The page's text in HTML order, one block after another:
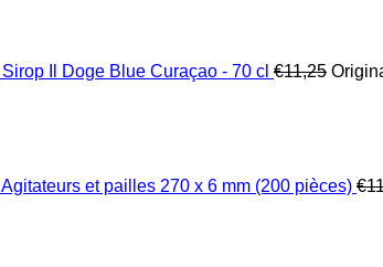
Sirop Il Doge Blue Curaçao - 70 cl €11,25
Agitateurs et pailles 270 x 6 mm (200 pièces) €